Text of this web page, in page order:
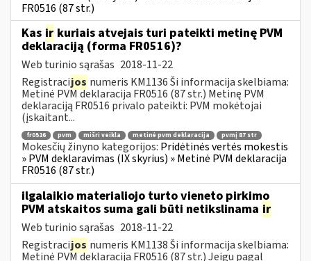
FR0516 (87 str.)
Kas ir kuriais atvejais turi pateikti metinę PVM
deklaraciją (forma FR0516)?
Web turinio sąrašas 2018-11-22
Registracijos numeris KM1136 Ši informacija skelbiama:
Metinė PVM deklaracija FR0516 (87 str.) Metinę PVM
deklaraciją FR0516 privalo pateikti: PVM mokėtojai
(įskaitant...
fr0516 pvm mišri veikla metinė pvm deklaracija pvmį 87 str
Mokesčių žinyno kategorijos: Pridėtinės vertės mokestis
» PVM deklaravimas (IX skyrius) » Metinė PVM deklaracija
FR0516 (87 str.)
ilgalaikio materialiojo turto vieneto pirkimo
PVM atskaitos suma gali būti netikslinama ir
Web turinio sąrašas 2018-11-22
Registracijos numeris KM1138 Ši informacija skelbiama:
Metinė PVM deklaracija FR0516 (87 str.) Jeigu pagal